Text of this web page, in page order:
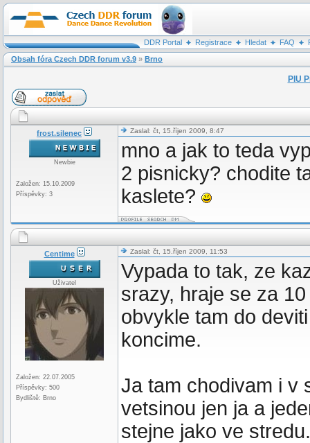
DDR Portal Registrace Hledat FAQ
Obsah fóra Czech DDR forum v3.9 » Brno
PIU
frost.silenec
Newbie
Založen: 15.10.2009
Příspěvky: 3
Zaslal: čt, 15.říjen 2009, 8:47
mno a jak to teda
2 pisnicky? chodite
kaslete?
Centime
Uživatel
Založen: 22.07.2005
Příspěvky: 500
Bydliště: Brno
Zaslal: čt, 15.říjen 2009, 11:53
Vypada to tak, ze
srazy, hraje se za
obvykle tam do
koncime.
Ja tam chodivam i v
vetsinou jen ja a
stejne jako ve stredu.